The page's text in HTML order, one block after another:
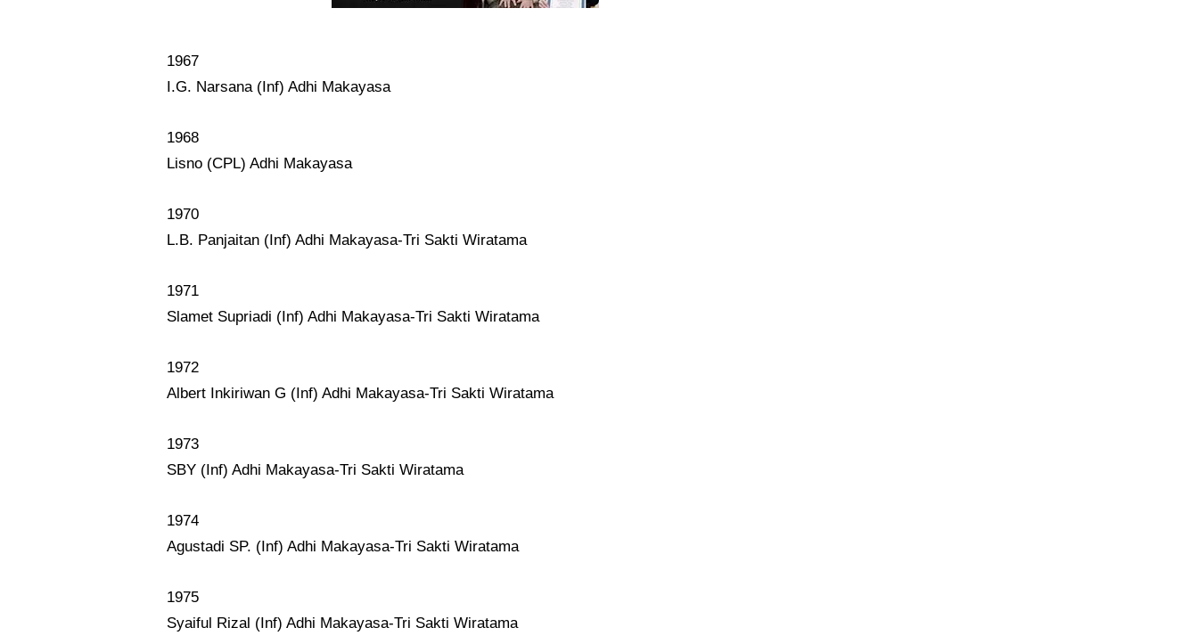
1967
I.G. Narsana (Inf) Adhi Makayasa
1968
Lisno (CPL) Adhi Makayasa
1970
L.B. Panjaitan (Inf) Adhi Makayasa-Tri Sakti Wiratama
1971
Slamet Supriadi (Inf) Adhi Makayasa-Tri Sakti Wiratama
1972
Albert Inkiriwan G (Inf) Adhi Makayasa-Tri Sakti Wiratama
1973
SBY (Inf) Adhi Makayasa-Tri Sakti Wiratama
1974
Agustadi SP. (Inf) Adhi Makayasa-Tri Sakti Wiratama
1975
Syaiful Rizal (Inf) Adhi Makayasa-Tri Sakti Wiratama